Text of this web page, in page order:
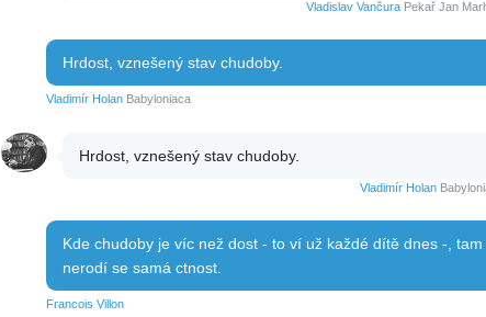
Vladislav VančuraPekař Jan
Hrdost, vznešený stav chudoby.
Vladimír HolanBabyloniaca
Hrdost, vznešený stav chudoby.
Vladimír Holan
Kde chudoby je víc než dost - to ví už každé dítě dnes -, tam
nerodí se samá ctnost.
Francois Villon